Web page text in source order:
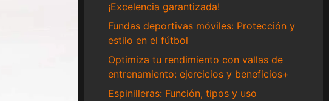
¡Excelencia garantizada!
Fundas deportivas móviles: Protección y
estilo en el fútbol
Optimiza tu rendimiento con vallas de
entrenamiento: ejercicios y beneficios+
Espinilleras: Función, tipos y uso